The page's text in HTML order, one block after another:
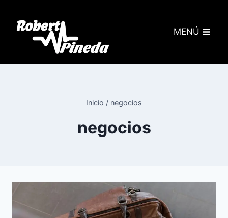
MENÚ
Inicio / negocios
negocios